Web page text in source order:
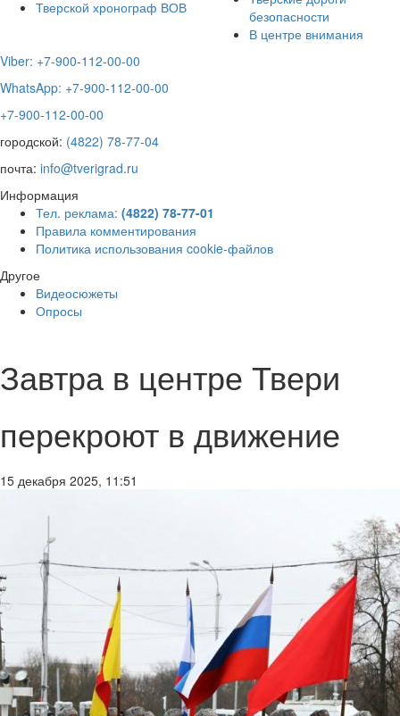
Тверской хронограф ВОВ
безопасности
В центре внимания
Viber: +7-900-112-00-00
WhatsApp: +7-900-112-00-00
+7-900-112-00-00
городской: (4822) 78-77-04
почта: info@tverigrad.ru
Информация
Тел. реклама: (4822) 78-77-01
Правила комментирования
Политика использования cookie-файлов
Другое
Видеосюжеты
Опросы
Завтра в центре Твери
перекроют в движение
15 декабря 2025, 11:51